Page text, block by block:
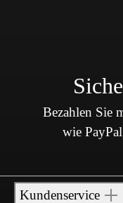
Bezahlen Sie
wie
Kundenservice